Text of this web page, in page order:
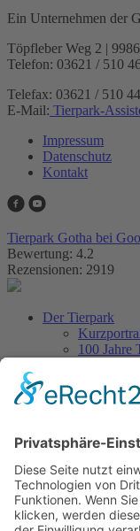
Ein Unternehmen der
Töpfleber Weg 2 |
Telefon: 03621 / 510
Telefax: 03621 / 510
E-Mail: Tierpark-
Impressum
Datenschutz
Kontakt
Tierpark Gotha bei
Bewertung: 4.2
Rezensionen: 2919
Der Tierpark
100 Jahre
Lageplan
Anfahrt &
Kontakt